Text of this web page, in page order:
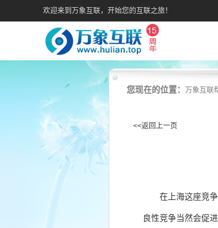
欢迎来到万象互联，开始您的互联之旅！
您现在的位置： 万象互联
<<返回上一页
在上海这座竞
良性竞争当然会促